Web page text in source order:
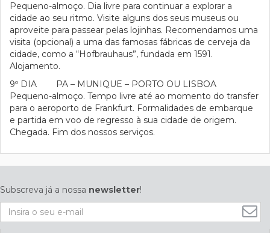
Pequeno-almoço. Dia livre para continuar a explorar a
cidade ao seu ritmo. Visite alguns dos seus museus ou
aproveite para passear pelas lojinhas. Recomendamos uma
visita (opcional) a uma das famosas fábricas de cerveja da
cidade, como a “Hofbrauhaus”, fundada em 1591.
Alojamento.
9º DIA PA – MUNIQUE – PORTO OU LISBOA
Pequeno-almoço. Tempo livre até ao momento do transfer
para o aeroporto de Frankfurt. Formalidades de embarque
e partida em voo de regresso à sua cidade de origem.
Chegada. Fim dos nossos serviços.
Subscreva já a nossa newsletter!